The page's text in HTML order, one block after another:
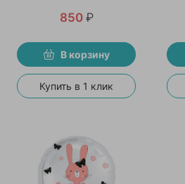
850 ₽
В корзину
Купить в 1 клик